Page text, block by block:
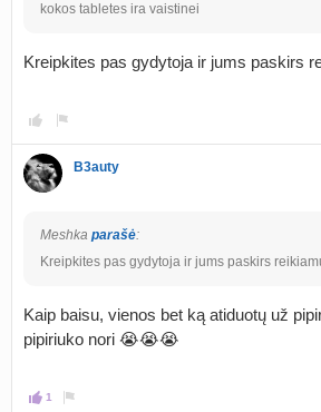
kokos tabletes ira vaistinei
Kreipkites pas gydytoja ir jums paskirs
B3auty
Meshka parašė:
Kreipkites pas gydytoja ir jums paskirs
Kaip baisu, vienos bet ką atiduotų už
pipiriuko nori 😭😭😭
1